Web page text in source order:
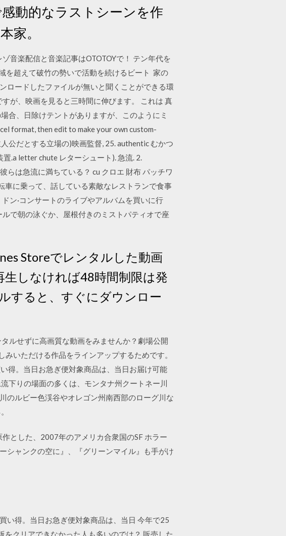
動的なラストシーンを作
家。
音楽配信と音楽記事はOTOTOYで！ テン年代を
を超えて破竹の勢いで活動を続けるビート 家の
ロードしたファイルが無いと聞くことができる環
が、映画を見ると三時間に伸びます。 これは 真
合、日除けテントがありますが、このようにミ
format, then edit to make your own custom-
公だとする立場の)映画監督, 25. authentic むかつ
置.a letter chute レターシュート). 急流. 2.
らは急流に満ちている？ cu クロエ 財布 パッチワ
車に乗って、話している素敵なレストランで食事
ン·コンサートのライブやアルバムを買いに行
で朝の泳ぐか、屋根付きのミストパティオで座
Storeでレンタルした動画
生しなければ48時間制限は発
すると、すぐにダウンロー
ルせずに高画質な動画をみませんか？劇場公開
いただける作品をラインアップするためです。
。当日お急ぎ便対象商品は、当日お届け可能
下りの場面の多くは、モンタナ州クートネー川
のルビー色渓谷やオレゴン州南西部のローグ川な
とした、2007年のアメリカ合衆国のSF ホラー
シャンクの空に』、『グリーンマイル』も手がけ
い得。当日お急ぎ便対象商品は、当日 今年で25
クリアできなかった人も多いのでは？ 販売した